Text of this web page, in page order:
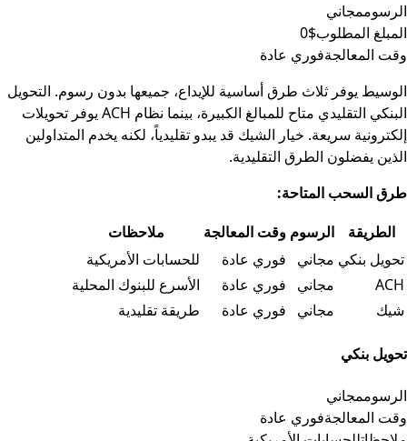
الرسوممجاني
المبلغ المطلوب$0
وقت المعالجةفوري عادة
الوسيط يوفر ثلاث طرق أساسية للإيداع، جميعها بدون رسوم. التحويل
البنكي التقليدي متاح للمبالغ الكبيرة، بينما نظام ACH يوفر تحويلات
إلكترونية سريعة. خيار الشيك قد يبدو تقليدياً، لكنه يخدم المتداولين
الذين يفضلون الطرق التقليدية.
طرق السحب المتاحة:
جدول البيانات
الطريقة الرسوم وقت المعالجة
ملاحظات
تحويل بنكي مجاني فوري عادة
للحسابات الأمريكية
ACH
مجاني فوري عادة
الأسرع للبنوك المحلية
شيك
مجاني فوري عادة طريقة تقليدية
تحويل بنكي
الرسوممجاني
وقت المعالجةفوري عادة